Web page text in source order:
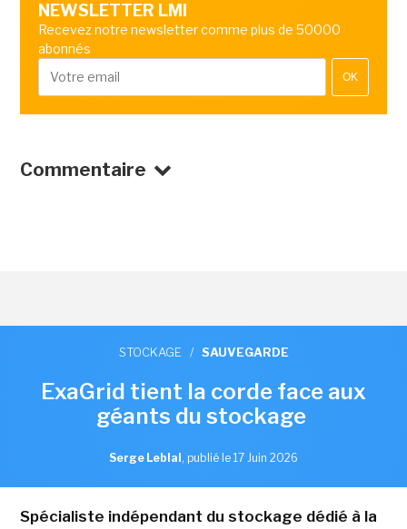
NEWSLETTER LMI
Recevez notre newsletter comme plus de 50000
abonnés
OK
Commentaire
STOCKAGE / SAUVEGARDE
ExaGrid tient la corde face aux
géants du stockage
Serge Leblal , publié le 17 Juin 2026
Spécialiste indépendant du stockage dédié à la